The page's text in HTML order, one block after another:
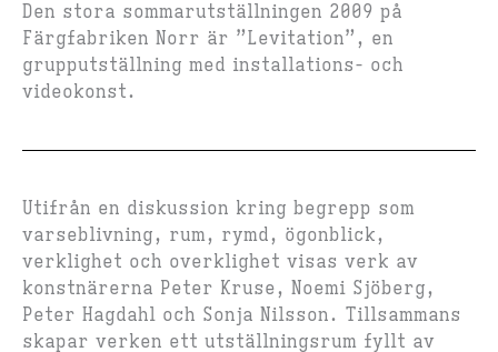
Den stora sommarutställningen 2009 på
Färgfabriken Norr är ”Levitation”, en
grupputställning med installations- och
videokonst.
Utifrån en diskussion kring begrepp som
varseblivning, rum, rymd, ögonblick,
verklighet och overklighet visas verk av
konstnärerna Peter Kruse, Noemi Sjöberg,
Peter Hagdahl och Sonja Nilsson. Tillsammans
skapar verken ett utställningsrum fyllt av